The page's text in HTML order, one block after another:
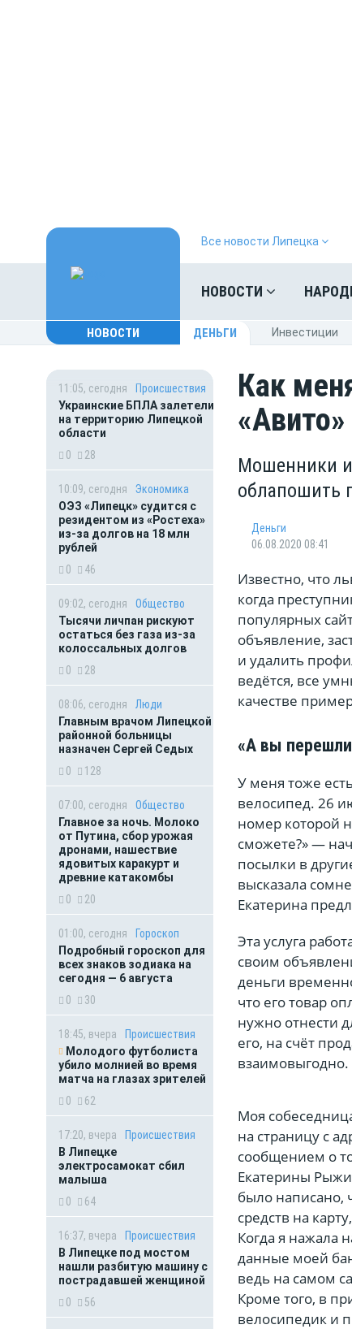
Все новости Липецка
НОВОСТИ
НОВОСТИ ДЕНЬГИ Инвестиции
11:05, сегодня
Происшествия
Украинские БПЛА залетели
на территорию Липецкой
области
0
28
10:09, сегодня
Экономика
ОЭЗ «Липецк» судится с
резидентом из «Ростеха»
из-за долгов на 18 млн
рублей
0
46
09:02, сегодня
Общество
Тысячи личпан рискуют
остаться без газа из-за
колоссальных долгов
0
28
08:06, сегодня
Люди
Главным врачом Липецкой
районной больницы
назначен Сергей Седых
0
128
07:00, сегодня
Общество
Главное за ночь. Молоко
от Путина, сбор урожая
дронами, нашествие
ядовитых каракурт и
древние катакомбы
0
20
01:00, сегодня
Гороскоп
Подробный гороскоп для
всех знаков зодиака на
сегодня — 6 августа
0
30
18:45, вчера
Происшествия
Молодого футболиста
убило молнией во время
матча на глазах зрителей
0
62
17:20, вчера
Происшествия
В Липецке
электросамокат сбил
малыша
0
64
16:37, вчера
Происшествия
В Липецке под мостом
нашли разбитую машину с
пострадавшей женщиной
0
56
Как
«Авито»
Мошенники
облапошить
Деньги
06.08.2020 08:41
Известно, что
когда
популярных
объявление,
и удалить
ведётся, все
качестве
«А вы
У меня тоже
велосипед. 26
номер которой
сможете?» —
посылки в
высказала
Екатерина
Эта услуга
своим
деньги
что его товар
нужно отнести
его, на счёт
Моя
на страницу с
сообщением о
Екатерины
было написано,
средств на
Когда я нажала
данные моей
ведь на самом
Кроме того, в
велосипедик и